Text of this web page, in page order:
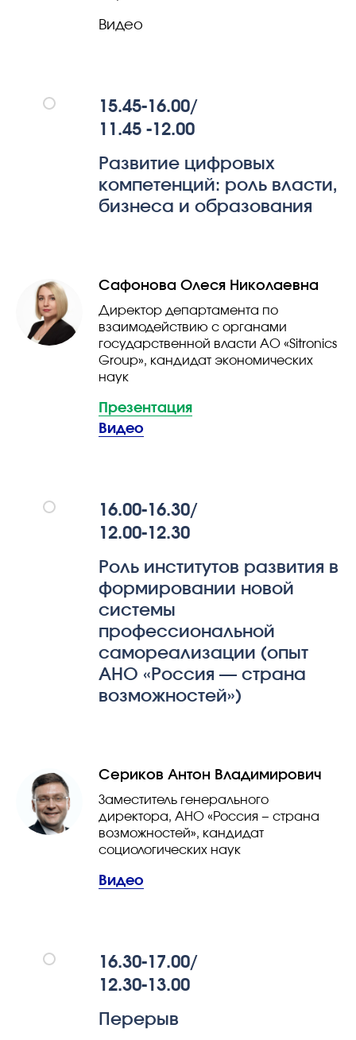
Видео
15.45-16.00/
11.45 -12.00
Развитие цифровых
компетенций: роль власти,
бизнеса и образования
Сафонова Олеся Николаевна
Директор департамента по
взаимодействию с органами
государственной власти АО «Sitronics
Group», кандидат экономических
наук
Презентация
Видео
16.00-16.30/
12.00-12.30
Роль институтов развития в
формировании новой
системы
профессиональной
самореализации (опыт
АНО «Россия — страна
возможностей»)
Сериков Антон Владимирович
Заместитель генерального
директора, АНО «Россия − страна
возможностей», кандидат
социологических наук
Видео
16.30-17.00/
12.30-13.00
Перерыв